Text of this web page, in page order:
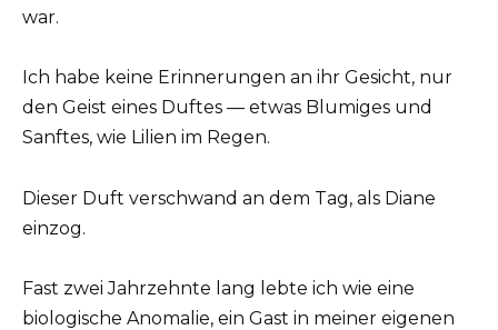
war.
Ich habe keine Erinnerungen an ihr Gesicht, nur
den Geist eines Duftes — etwas Blumiges und
Sanftes, wie Lilien im Regen.
Dieser Duft verschwand an dem Tag, als Diane
einzog.
Fast zwei Jahrzehnte lang lebte ich wie eine
biologische Anomalie, ein Gast in meiner eigenen